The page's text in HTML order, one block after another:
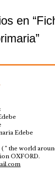
en “
”
Edebe
” the world
OXFORD.